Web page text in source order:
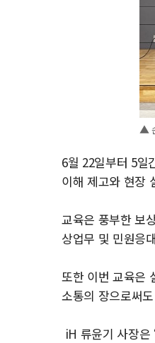
▲
6월 22일부터 5일
이해 제고와 현장
교육은 풍부한 보
상업무 및 민원응
또한 이번 교육은
소통의 장으로써
iH 류윤기 사장은